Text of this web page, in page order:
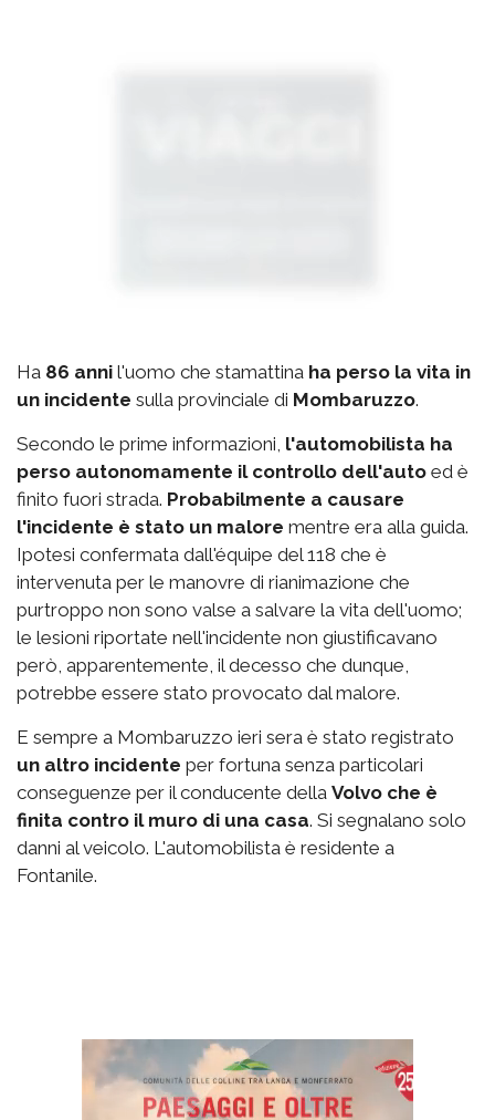
Ha 86 anni l'uomo che stamattina ha perso la vita in
un incidente sulla provinciale di Mombaruzzo.
Secondo le prime informazioni, l'automobilista ha
perso autonomamente il controllo dell'auto ed è
finito fuori strada. Probabilmente a causare
l'incidente è stato un malore mentre era alla guida.
Ipotesi confermata dall'équipe del 118 che è
intervenuta per le manovre di rianimazione che
purtroppo non sono valse a salvare la vita dell'uomo;
le lesioni riportate nell'incidente non giustificavano
però, apparentemente, il decesso che dunque,
potrebbe essere stato provocato dal malore.
E sempre a Mombaruzzo ieri sera è stato registrato
un altro incidente per fortuna senza particolari
conseguenze per il conducente della Volvo che è
finita contro il muro di una casa. Si segnalano solo
danni al veicolo. L'automobilista è residente a
Fontanile.